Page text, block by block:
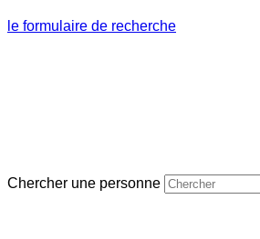
le formulaire de recherche
Chercher une personne